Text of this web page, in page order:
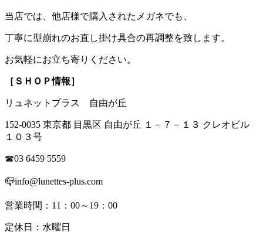
当店では、他店様で購入されたメガネでも、
丁寧に型崩れのお直し掛け具合の再調整を致します。
お気軽にお立ち寄りください。
［ＳＨＯＰ情報］
リュネットプラス 自由が丘
152-0035 東京都 目黒区 自由が丘 １－７－１３ クレオビル
１０３号
☎03 6459 5559
📪info@lunettes-plus.com
営業時間：11：00～19：00
定休日：水曜日